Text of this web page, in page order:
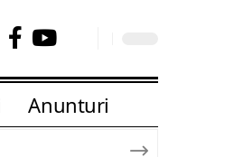
Anunturi